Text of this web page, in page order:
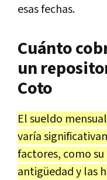
esas fechas.
Cuánto
un
Coto
El sueldo
varía
factores, como
antigüedad y las